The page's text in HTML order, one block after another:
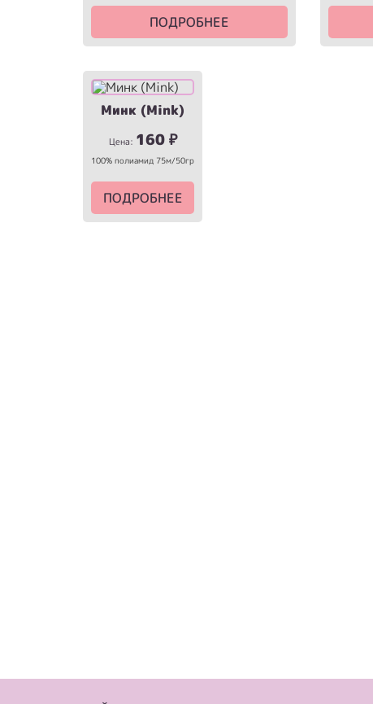
ПОДРОБНЕЕ
Минк (Mink)
Цена: 160 ₽
100% полиамид 75м/50гр
ПОДРОБНЕЕ